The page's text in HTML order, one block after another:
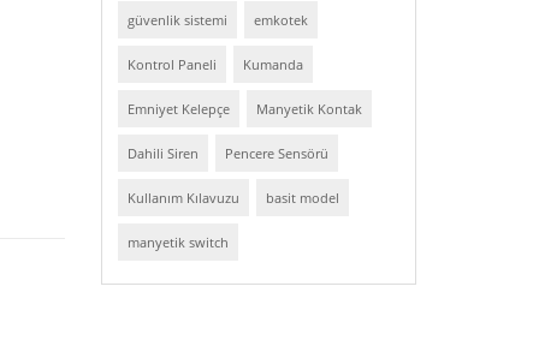
güvenlik sistemi emkotek
Kontrol Paneli Kumanda
Emniyet Kelepçe Manyetik Kontak
Dahili Siren Pencere Sensörü
Kullanım Kılavuzu basit model
manyetik switch